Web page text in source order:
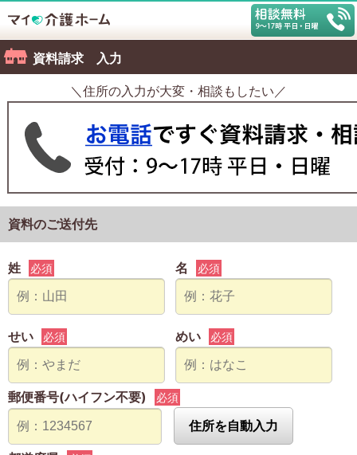
資料請求 入力
＼住所の入力が大変・相談もしたい／
資料のご送付先
姓 必須 名 必須
せい 必須 めい 必須
郵便番号(ハイフン不要) 必須
住所を自動入力